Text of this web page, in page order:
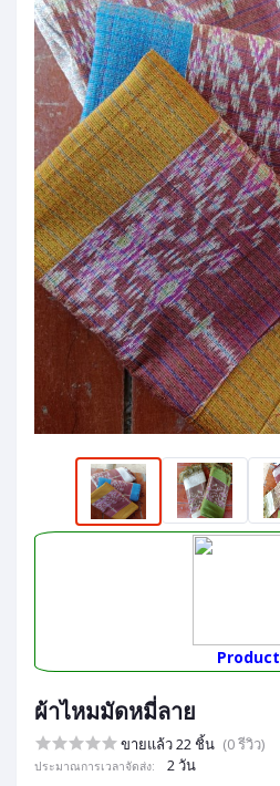
Product
ผ้าไหมมัดหมี่ลาย
ขายแล้ว 22 ชิ้น (0 รีวิว)
ประมาณการเวลาจัดส่ง: 2 วัน